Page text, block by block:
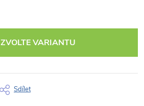
ZVOLTE VARIANTU
Sdílet